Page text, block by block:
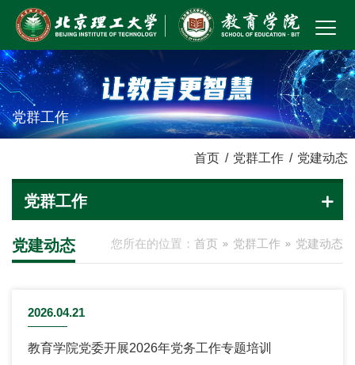
党群工作
首页 / 党群工作 / 党建动态
党群工作
您所在的位置： 首页 党群工作 党建动态
党建动态
2026.04.21
教育学院党委开展2026年党务工作专题培训